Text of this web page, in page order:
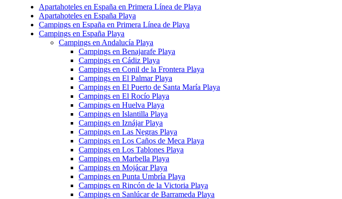
Apartahoteles en España en Primera Línea de Playa
Apartahoteles en España Playa
Campings en España en Primera Línea de Playa
Campings en España Playa
Campings en Andalucía Playa
Campings en Benajarafe Playa
Campings en Cádiz Playa
Campings en Conil de la Frontera Playa
Campings en El Palmar Playa
Campings en El Puerto de Santa María Playa
Campings en El Rocío Playa
Campings en Huelva Playa
Campings en Islantilla Playa
Campings en Iznájar Playa
Campings en Las Negras Playa
Campings en Los Caños de Meca Playa
Campings en Los Tablones Playa
Campings en Marbella Playa
Campings en Mojácar Playa
Campings en Punta Umbría Playa
Campings en Rincón de la Victoria Playa
Campings en Sanlúcar de Barrameda Playa